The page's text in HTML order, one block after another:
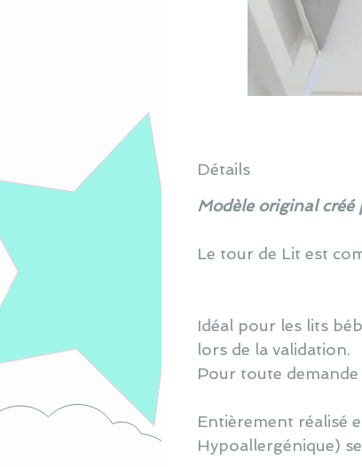
Détails
Modèle original créé
Le tour de Lit est
Idéal pour les lits
lors de la validation.
Pour toute
Entièrement réalisé
Hypoallergénique)